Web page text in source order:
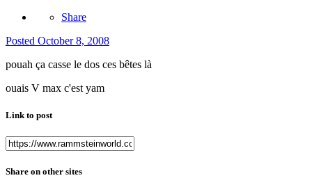
Share
Posted October 8, 2008
pouah ça casse le dos ces bêtes là
ouais V max c'est yam
Link to post
Share on other sites